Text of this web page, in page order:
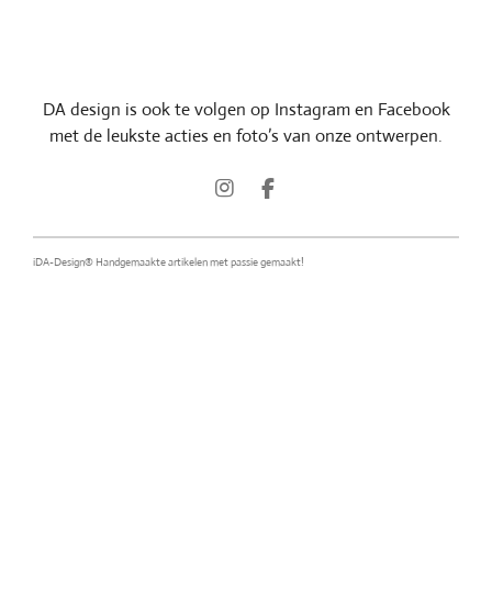
DA design is ook te volgen op Instagram en Facebook
met de leukste acties en foto’s van onze ontwerpen.
I
s
t
F
c
e
iDA-Design® Handgemaakte artikelen met passie gemaakt!